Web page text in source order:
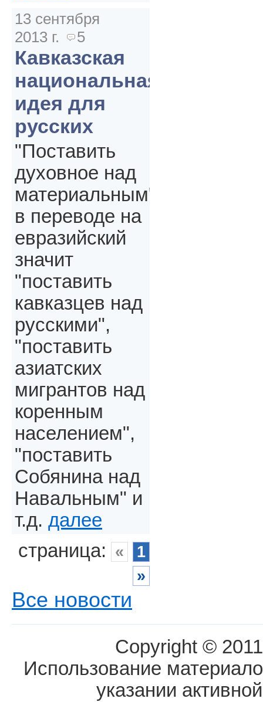
13 сентября
2013 г.
5
Кавказская
национальная
идея для
русских
"Поставить
духовное над
материальным"
в переводе на
евразийский
значит
"поставить
кавказцев над
русскими",
"поставить
азиатских
мигрантов над
коренным
населением",
"поставить
Собянина над
Навальным" и
т.д. далее
страница: «
1
»
Все новости
Copyright ©
Использование
указании